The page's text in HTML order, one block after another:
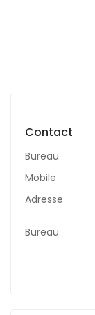
Contact
Bureau
Mobile
Adresse
Bureau